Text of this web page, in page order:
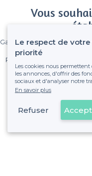
Vous
Gagnez de nombreux
Pas de commissions et
fixe sans
Le respect de
priorité
Les cookies nous
les annonces, d'offrir des
sociaux et d'analyser notre
En savoir plus
Refuser